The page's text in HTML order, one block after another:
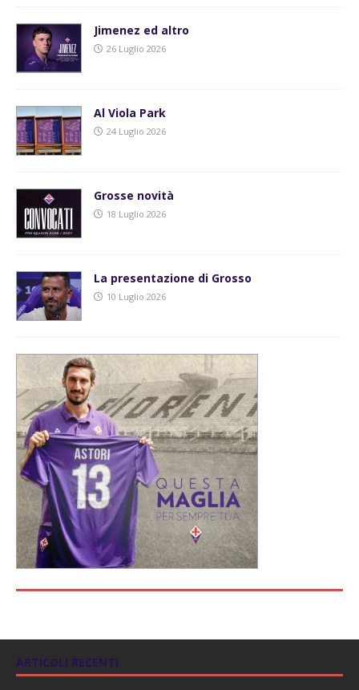
Jimenez ed altro
26 Luglio 2026
Al Viola Park
24 Luglio 2026
Grosse novità
18 Luglio 2026
La presentazione di Grosso
10 Luglio 2026
ARTICOLI RECENTI